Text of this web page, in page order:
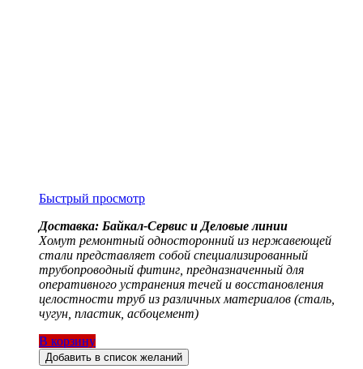
Быстрый просмотр
Доставка: Байкал-Сервис и Деловые линии
Хомут ремонтный односторонний из нержавеющей
стали представляет собой специализированный
трубопроводный фитинг, предназначенный для
оперативного устранения течей и восстановления
целостности труб из различных материалов (сталь,
чугун, пластик, асбоцемент)
В корзину
Добавить в список желаний